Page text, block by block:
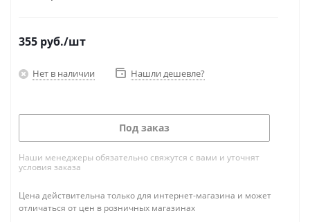
355 руб./шт
Нет в наличии Нашли дешевле?
Под заказ
Наши менеджеры обязательно свяжутся с вами и уточнят
условия заказа
Цена действительна только для интернет-магазина и может
отличаться от цен в розничных магазинах